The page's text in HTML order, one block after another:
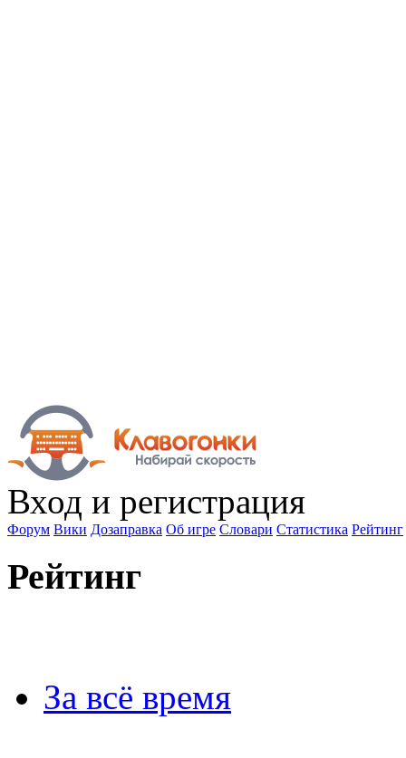
Вход и регистрация
Форум Вики Дозаправка Об игре Словари Статистика Рейтинг
Рейтинг
За всё время